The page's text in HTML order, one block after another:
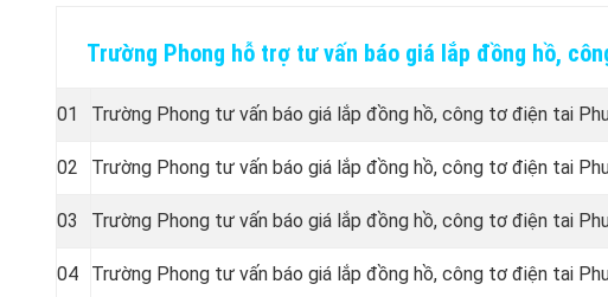
Trường Phong hỗ trợ tư vấn báo giá lắp đồng hồ,
01 Trường Phong tư vấn báo giá lắp đồng hồ, công tơ điện tai
02 Trường Phong tư vấn báo giá lắp đồng hồ, công tơ điện tai
03 Trường Phong tư vấn báo giá lắp đồng hồ, công tơ điện tai
04 Trường Phong tư vấn báo giá lắp đồng hồ, công tơ điện tai